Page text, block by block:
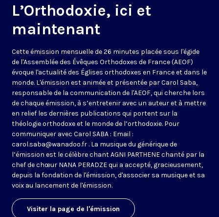
L’Orthodoxie, ici et
maintenant
Cette émission mensuelle de 26 minutes placée sous l'égide
de l'Assemblée des Évêques Orthodoxes de France (AEOF)
évoque l'actualité des Églises orthodoxes en France et dans le
monde. L'émission est animée et présentée par Carol Saba,
responsable de la communication de l'AEOF, qui cherche lors
de chaque émission, à s’entretenir avec un auteur et à mettre
en relief les dernières publications qui portent sur la
théologie orthodoxe et le monde de l’orthodoxie. Pour
communiquer avec Carol SABA : Email :
carol.saba@wanadoo.fr . La musique du générique de
l’émission est le célèbre chant AGNI PARTHENE chanté par la
chef de chœur NANA PERADZE qui a accepté, gracieusement,
depuis la fondation de l'émission, d'associer sa musique et sa
voix au lancement de l'émission.
Visiter la page de l'émission